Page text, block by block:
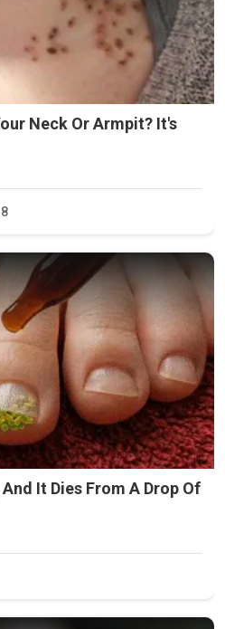
Neck Or Armpit? It's
It Dies From A Drop Of